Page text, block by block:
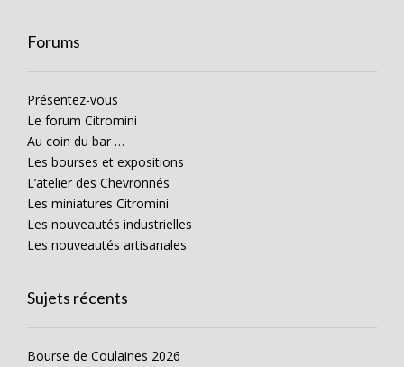
Forums
Présentez-vous
Le forum Citromini
Au coin du bar …
Les bourses et expositions
L’atelier des Chevronnés
Les miniatures Citromini
Les nouveautés industrielles
Les nouveautés artisanales
Sujets récents
Bourse de Coulaines 2026